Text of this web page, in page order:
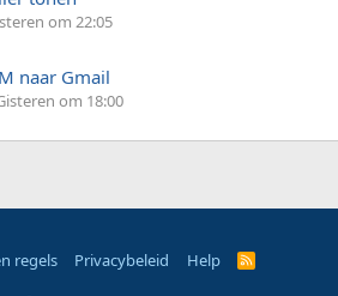
om 22:05
naar Gmail
om 18:00
regels Privacybeleid Help
R